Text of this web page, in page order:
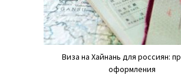
Виза на Хайнань для россиян:
оформления